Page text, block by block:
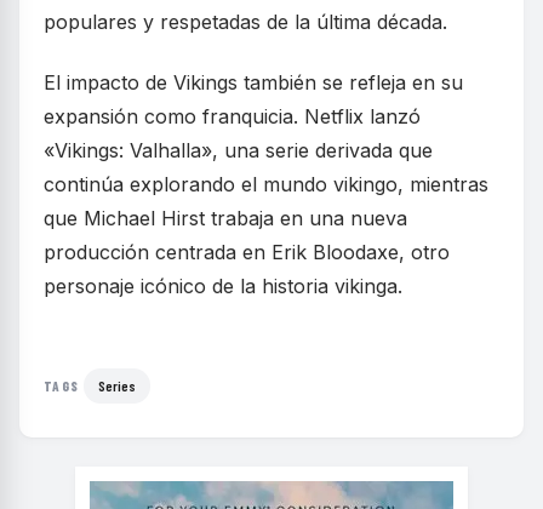
populares y respetadas de la última década.
El impacto de Vikings también se refleja en su
expansión como franquicia. Netflix lanzó
«Vikings: Valhalla», una serie derivada que
continúa explorando el mundo vikingo, mientras
que Michael Hirst trabaja en una nueva
producción centrada en Erik Bloodaxe, otro
personaje icónico de la historia vikinga.
TAGS Series